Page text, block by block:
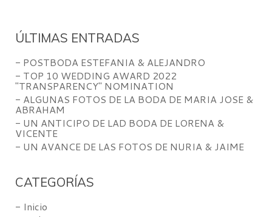
ÚLTIMAS ENTRADAS
- POSTBODA ESTEFANIA & ALEJANDRO
- TOP 10 WEDDING AWARD 2022
"TRANSPARENCY" NOMINATION
- ALGUNAS FOTOS DE LA BODA DE MARIA JOSE &
ABRAHAM
- UN ANTICIPO DE LAD BODA DE LORENA &
VICENTE
- UN AVANCE DE LAS FOTOS DE NURIA & JAIME
CATEGORÍAS
- Inicio